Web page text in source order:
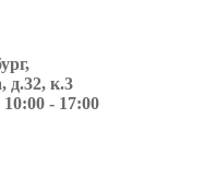
д.32, к.3
- 17:00